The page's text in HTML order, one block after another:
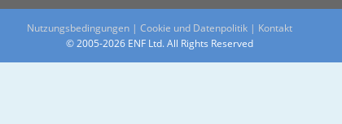
Nutzungsbedingungen | Cookie und Datenpolitik | Kontakt
© 2005-2026 ENF Ltd. All Rights Reserved